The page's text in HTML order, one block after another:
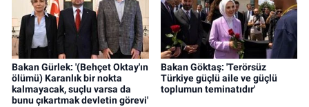
Bakan Gürlek: '(Behçet Oktay'ın
ölümü) Karanlık bir nokta
kalmayacak, suçlu varsa da
bunu çıkartmak devletin görevi'
Bakan Göktaş: 'Terörsüz
Türkiye güçlü aile ve güçlü
toplumun teminatıdır'